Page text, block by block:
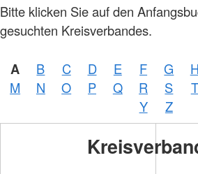
Bitte klicken Sie auf den
gesuchten Kreisverbandes.
A B C D E F G H
M
N O P Q R S T
Y
Z